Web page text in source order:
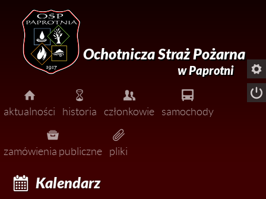
Ochotnicza Straż Pożarna
w Paprotni

aktualności
 pożary
 ćwiczenia

historia

członkowie


samochody

zamówienia publiczne

pliki
 Kalendarz

